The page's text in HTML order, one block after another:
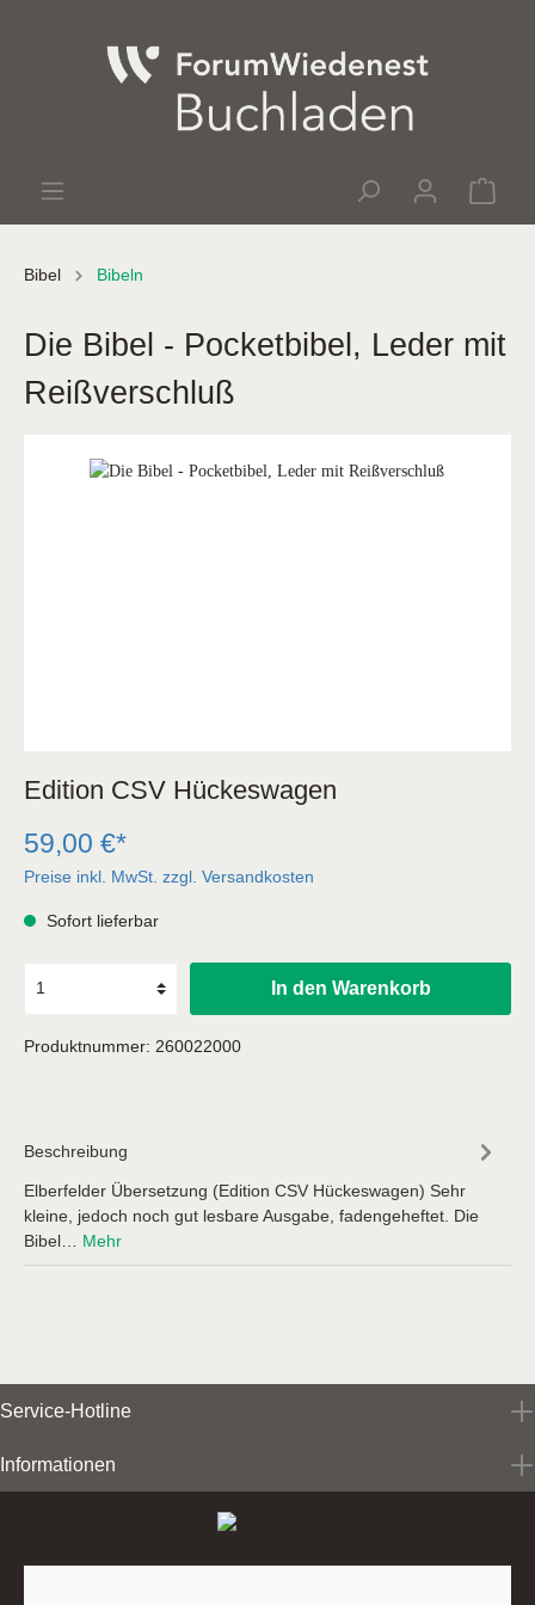
Bibel Bibeln
Die Bibel - Pocketbibel, Leder mit
Reißverschluß
Edition CSV Hückeswagen
59,00 €*
Preise inkl. MwSt. zzgl. Versandkosten
Sofort lieferbar
In den Warenkorb
Produktnummer: 260022000
Beschreibung
Elberfelder Übersetzung (Edition CSV Hückeswagen) Sehr
kleine, jedoch noch gut lesbare Ausgabe, fadengeheftet. Die
Bibel… Mehr
Service-Hotline
Informationen